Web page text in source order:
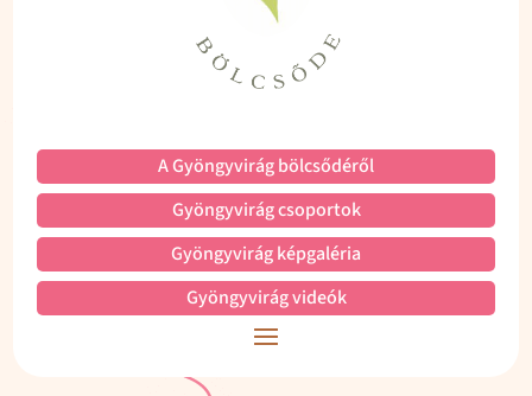
A Gyöngyvirág bölcsődéről
Gyöngyvirág csoportok
Gyöngyvirág képgaléria
Gyöngyvirág videók